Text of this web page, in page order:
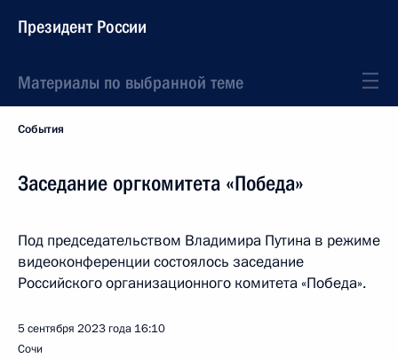
Президент России
Материалы по выбранной теме
События
Заседание оргкомитета «Победа»
Под председательством Владимира Путина в режиме
видеоконференции состоялось заседание
Российского организационного комитета «Победа».
5 сентября 2023 года 16:10
Сочи